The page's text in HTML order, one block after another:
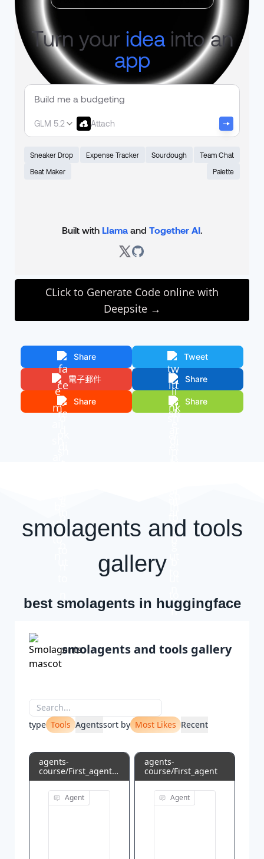
CLick to Generate Code online with
Deepsite →
Share Tweet
電子郵件 Share
Share Share
smolagents and tools
gallery
best smolagents in huggingface